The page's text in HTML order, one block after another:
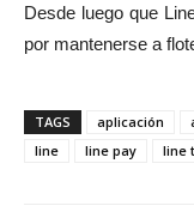
Desde luego que
por mantenerse a
TAGS aplicación
line
line pay line